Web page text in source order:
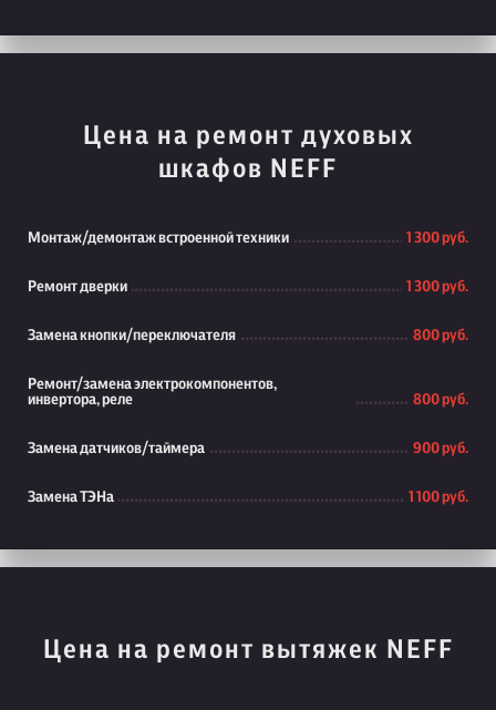
Цена на ремонт духовых
шкафов NEFF
Монтаж/демонтаж встроенной техники 1 300 руб.
Ремонт дверки 1 300 руб.
Замена кнопки/переключателя 800 руб.
Ремонт/замена электрокомпонентов,
инвертора, реле
800 руб.
Замена датчиков/таймера 900 руб.
Замена ТЭНа 1 100 руб.
Цена на ремонт вытяжек NEFF